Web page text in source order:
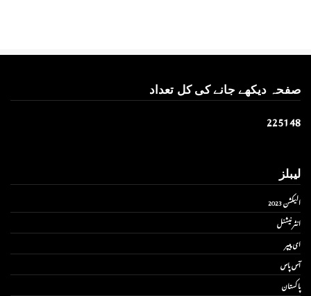
صفحہ دیکھے جانے کی کل تعداد
225148
لیبلز
الیکشن 2023
انٹر نیشنل
ای پیپر
آس پاس
پاکستان